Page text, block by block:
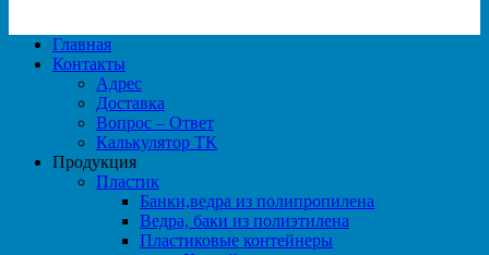
Главная
Контакты
Адрес
Доставка
Вопрос – Ответ
Калькулятор ТК
Продукция
Пластик
Банки,ведра из полипропилена
Ведра, баки из полиэтилена
Пластиковые контейнеры